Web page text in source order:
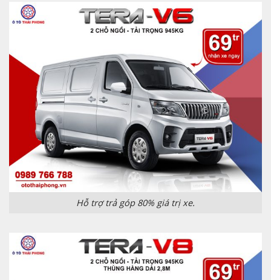
Hỗ trợ trả góp 80% giá trị xe.